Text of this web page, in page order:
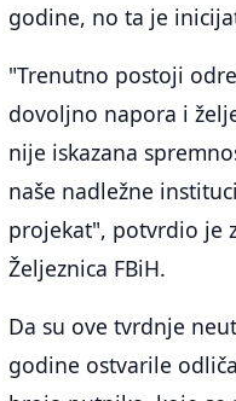
godine, no ta je
"Trenutno postoji
dovoljno napora i
nije iskazana
naše nadležne
projekat", potvrdio je
Željeznica FBiH.
Da su ove tvrdnje
godine ostvarile